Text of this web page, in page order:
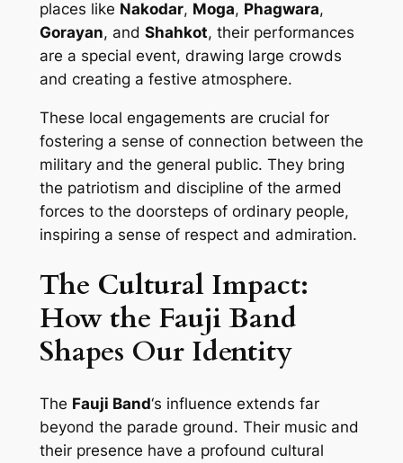
places like Nakodar, Moga, Phagwara,
Gorayan, and Shahkot, their performances
are a special event, drawing large crowds
and creating a festive atmosphere.
These local engagements are crucial for
fostering a sense of connection between the
military and the general public. They bring
the patriotism and discipline of the armed
forces to the doorsteps of ordinary people,
inspiring a sense of respect and admiration.
The Cultural Impact:
How the Fauji Band
Shapes Our Identity
The Fauji Band‘s influence extends far
beyond the parade ground. Their music and
their presence have a profound cultural